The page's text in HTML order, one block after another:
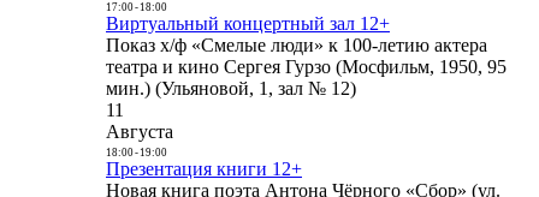
17:00- 18:00
Виртуальный концертный зал 12+
Показ х/ф «Смелые люди» к 100-летию актера
театра и кино Сергея Гурзо (Мосфильм, 1950, 95
мин.) (Ульяновой, 1, зал № 12)
11
Августа
18:00- 19:00
Презентация книги 12+
Новая книга поэта Антона Чёрного «Сбор» (ул.